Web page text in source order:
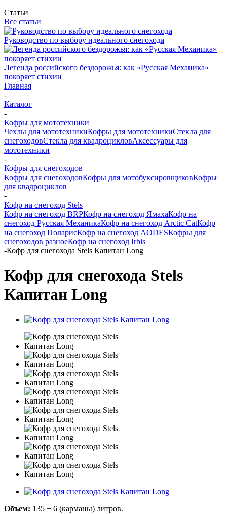
Статьи
Все статьи
Руководство по выбору идеального снегохода
Легенда российского бездорожья: как «Русская Механика»
покоряет стихии
Главная
-
Каталог
-
Кофры для мототехники
Чехлы для мототехникиКофры для мототехникиСтекла для
снегоходовСтекла для квадроцикловАксессуары для
мототехники
-
Кофры для снегоходов
Кофры для снегоходовКофры для мотобуксировщиковКофры
для квадроциклов
-
Кофр на снегоход Stels
Кофр на снегоход BRPКофр на снегоход ЯмахаКофр на
снегоход Русская МеханикаКофр на снегоход Arctic CatКофр
на снегоход ПоларисКофр на снегоход AODESКофры для
снегоходов разноеКофр на снегоход Irbis
-Кофр для снегохода Stels Капитан Long
Кофр для снегохода Stels
Капитан Long
Объем: 135 + 6 (карманы) литров.